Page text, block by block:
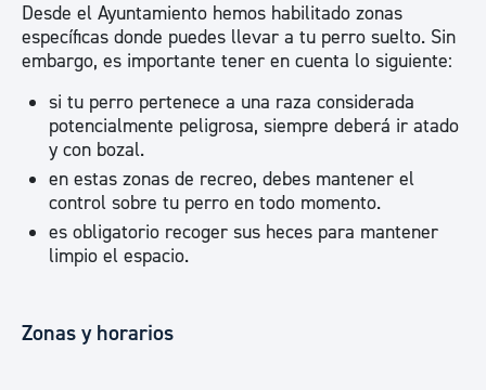
Desde el Ayuntamiento hemos habilitado zonas
específicas donde puedes llevar a tu perro suelto. Sin
embargo, es importante tener en cuenta lo siguiente:
si tu perro pertenece a una raza considerada
potencialmente peligrosa, siempre deberá ir atado
y con bozal.
en estas zonas de recreo, debes mantener el
control sobre tu perro en todo momento.
es obligatorio recoger sus heces para mantener
limpio el espacio.
Zonas y horarios